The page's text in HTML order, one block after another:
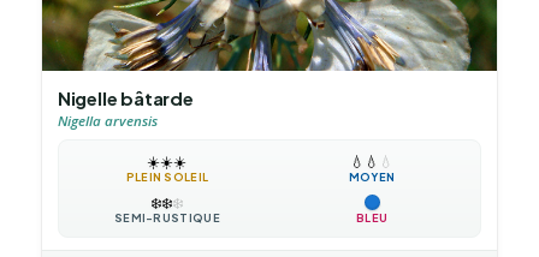
Nigelle bâtarde
Nigella arvensis
☀️☀️☀️
PLEIN SOLEIL
💧 💧 💧
MOYEN
❄️❄️❄️
SEMI-RUSTIQUE BLEU